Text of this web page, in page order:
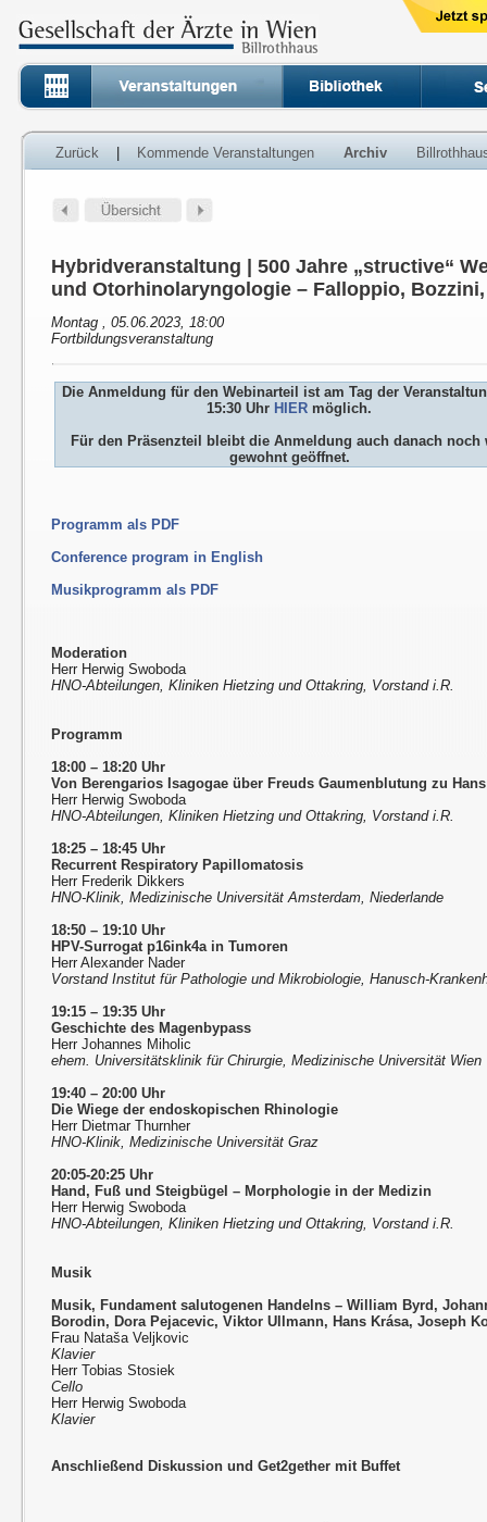
Zurück Kommende Veranstaltungen Archiv
Hybridveranstaltung | 500 Jahre „structive“
und Otorhinolaryngologie – Falloppio,
Montag , 05.06.2023, 18:00
Fortbildungsveranstaltung
Die Anmeldung für den Webinarteil ist am Tag der
15:30 Uhr HIER möglich.
Für den Präsenzteil bleibt die Anmeldung auch danach noch
gewohnt geöffnet.
Programm als PDF
Conference program in English
Musikprogramm als PDF
Moderation
Herr Herwig Swoboda
HNO-Abteilungen, Kliniken Hietzing und Ottakring, Vorstand i.R.
Programm
18:00 – 18:20 Uhr
Von Berengarios Isagogae über Freuds Gaumenblutung zu
Herr Herwig Swoboda
HNO-Abteilungen, Kliniken Hietzing und Ottakring, Vorstand i.R.
18:25 –18:45 Uhr
Recurrent Respiratory Papillomatosis
Herr Frederik Dikkers
HNO-Klinik, Medizinische Universität Amsterdam, Niederlande
18:50 –19:10 Uhr
HPV-Surrogat p16ink4a in Tumoren
Herr Alexander Nader
Vorstand Institut für Pathologie und Mikrobiologie, Hanusch-
19:15 –19:35 Uhr
Geschichte des Magenbypass
Herr Johannes Miholic
ehem. Universitätsklinik für Chirurgie, Medizinische Universität Wien
19:40 –20:00 Uhr
Die Wiege der endoskopischen Rhinologie
Herr Dietmar Thurnher
HNO-Klinik, Medizinische Universität Graz
20:05-20:25 Uhr
Hand, Fuß und Steigbügel – Morphologie in der Medizin
Herr Herwig Swoboda
HNO-Abteilungen, Kliniken Hietzing und Ottakring, Vorstand i.R.
Musik
Musik, Fundament salutogenen Handelns – William Byrd,
Borodin, Dora Pejacevic, Viktor Ullmann, Hans Krása, Joseph
Frau Nataša Veljkovic
Klavier
Herr Tobias Stosiek
Cello
Herr Herwig Swoboda
Klavier
Anschließend Diskussion und Get2gether mit Buffet